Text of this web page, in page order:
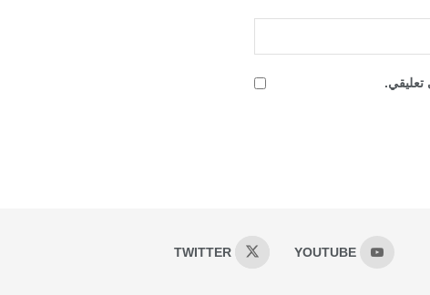
تعليقي.
YOUTUBE
TWITTER